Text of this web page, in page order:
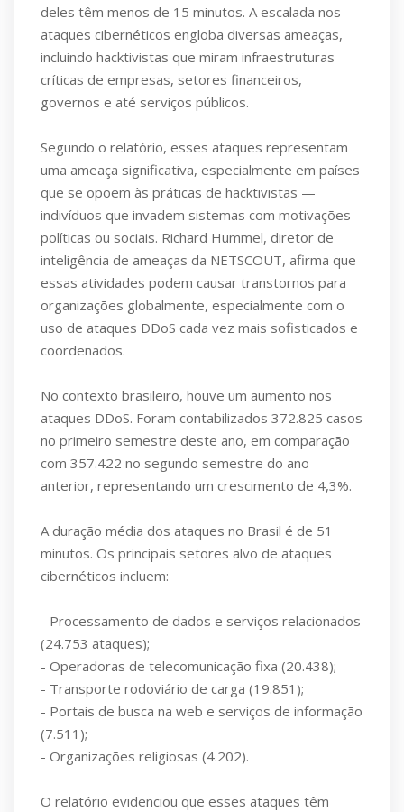
deles têm menos de 15 minutos. A escalada nos
ataques cibernéticos engloba diversas ameaças,
incluindo hacktivistas que miram infraestruturas
críticas de empresas, setores financeiros,
governos e até serviços públicos.
Segundo o relatório, esses ataques representam
uma ameaça significativa, especialmente em países
que se opõem às práticas de hacktivistas —
indivíduos que invadem sistemas com motivações
políticas ou sociais. Richard Hummel, diretor de
inteligência de ameaças da NETSCOUT, afirma que
essas atividades podem causar transtornos para
organizações globalmente, especialmente com o
uso de ataques DDoS cada vez mais sofisticados e
coordenados.
No contexto brasileiro, houve um aumento nos
ataques DDoS. Foram contabilizados 372.825 casos
no primeiro semestre deste ano, em comparação
com 357.422 no segundo semestre do ano
anterior, representando um crescimento de 4,3%.
A duração média dos ataques no Brasil é de 51
minutos. Os principais setores alvo de ataques
cibernéticos incluem:
- Processamento de dados e serviços relacionados
(24.753 ataques);
- Operadoras de telecomunicação fixa (20.438);
- Transporte rodoviário de carga (19.851);
- Portais de busca na web e serviços de informação
(7.511);
- Organizações religiosas (4.202).
O relatório evidenciou que esses ataques têm